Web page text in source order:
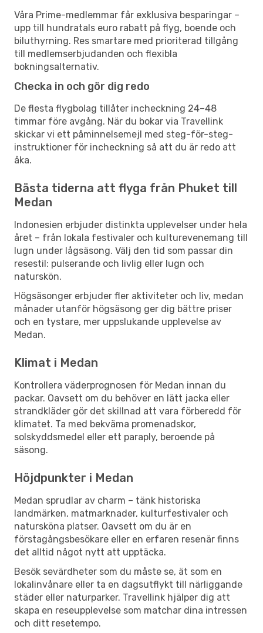
Våra Prime-medlemmar får exklusiva besparingar –
upp till hundratals euro rabatt på flyg, boende och
biluthyrning. Res smartare med prioriterad tillgång
till medlemserbjudanden och flexibla
bokningsalternativ.
Checka in och gör dig redo
De flesta flygbolag tillåter incheckning 24–48
timmar före avgång. När du bokar via Travellink
skickar vi ett påminnelsemejl med steg-för-steg-
instruktioner för incheckning så att du är redo att
åka.
Bästa tiderna att flyga från Phuket till
Medan
Indonesien erbjuder distinkta upplevelser under hela
året – från lokala festivaler och kulturevenemang till
lugn under lågsäsong. Välj den tid som passar din
resestil: pulserande och livlig eller lugn och
naturskön.
Högsäsonger erbjuder fler aktiviteter och liv, medan
månader utanför högsäsong ger dig bättre priser
och en tystare, mer uppslukande upplevelse av
Medan.
Klimat i Medan
Kontrollera väderprognosen för Medan innan du
packar. Oavsett om du behöver en lätt jacka eller
strandkläder gör det skillnad att vara förberedd för
klimatet. Ta med bekväma promenadskor,
solskyddsmedel eller ett paraply, beroende på
säsong.
Höjdpunkter i Medan
Medan sprudlar av charm – tänk historiska
landmärken, matmarknader, kulturfestivaler och
natursköna platser. Oavsett om du är en
förstagångsbesökare eller en erfaren resenär finns
det alltid något nytt att upptäcka.
Besök sevärdheter som du måste se, ät som en
lokalinvånare eller ta en dagsutflykt till närliggande
städer eller naturparker. Travellink hjälper dig att
skapa en reseupplevelse som matchar dina intressen
och ditt resetempo.